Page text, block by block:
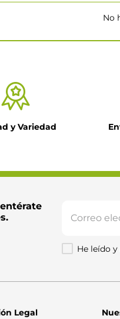
No
y Variedad
He leído
Legal